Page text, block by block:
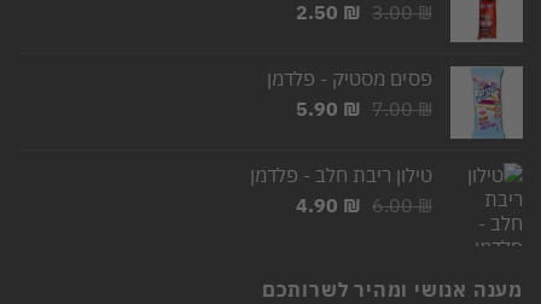
3.00₪
המחיר
3.00 ₪.
2.50 ₪
המחיר
2.50 ₪.
פסים מסטיק - פלדמן
7.00₪
המחיר
7.00 ₪.
5.90 ₪
המחיר
5.90 ₪.
טילון ריבת חלב - פלדמן
6.00₪
המחיר
6.00 ₪.
4.90 ₪
המחיר
4.90 ₪.
מענה אנושי ומהיר לשרותכם